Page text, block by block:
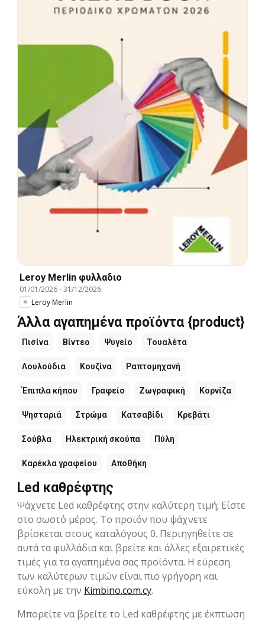
Leroy Merlin φυλλαδιο
01/01/2026-31/12/2026
Leroy Merlin
Άλλα αγαπημένα προϊόντα {product}
Πισίνα Βίντεο Ψυγείο Τουαλέτα
Λουλούδια Κουζίνα Ραπτομηχανή
Έπιπλα κήπου Γραφείο Ζωγραφική Κορνίζα
Ψησταριά Στρώμα Κατσαβίδι Κρεβάτι
Σούβλα Ηλεκτρική σκούπα Πύλη
Καρέκλα γραφείου Αποθήκη
Led καθρέφτης
Ψάχνετε Led καθρέφτης στην καλύτερη τιμή; Είστε
στο σωστό μέρος. Το προϊόν που ψάχνετε
βρίσκεται στους καταλόγους 0. Περιηγηθείτε σε
αυτά τα φυλλάδια και βρείτε και άλλες εξαιρετικές
τιμές για τα αγαπημένα σας προϊόντα. Η εύρεση
των καλύτερων τιμών είναι πιο γρήγορη και
εύκολη με την Kimbino.com.cy.
Μπορείτε να βρείτε το Led καθρέφτης με έκπτωση